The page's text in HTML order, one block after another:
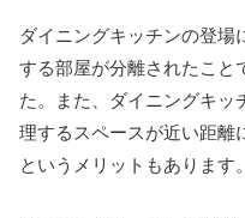
ダイニングキッチンの登場
する部屋が分離されたこと
た。また、ダイニングキッ
理するスペースが近い距離
というメリットもあります。